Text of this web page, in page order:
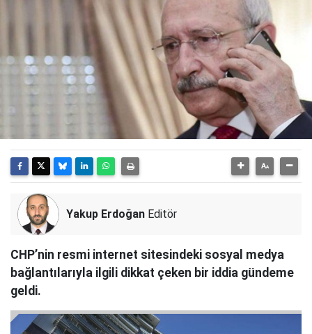
Yakup Erdoğan Editör
CHP’nin resmi internet sitesindeki sosyal medya
bağlantılarıyla ilgili dikkat çeken bir iddia gündeme
geldi.